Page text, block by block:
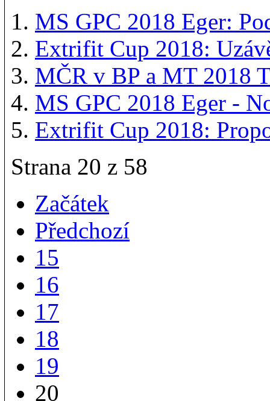
MS GPC 2018 Eger:
Extrifit Cup 2018:
MČR v BP a MT 2018
MS GPC 2018 Eger -
Extrifit Cup 2018:
Strana 20 z 58
Začátek
Předchozí
15
16
17
18
19
20